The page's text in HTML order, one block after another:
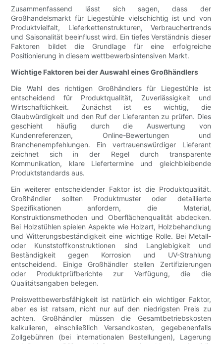
Zusammenfassend lässt sich sagen, dass der
Großhandelsmarkt für Liegestühle vielschichtig ist und von
Produktvielfalt, Lieferkettenstrukturen, Verbrauchertrends
und Saisonalität beeinflusst wird. Ein tiefes Verständnis dieser
Faktoren bildet die Grundlage für eine erfolgreiche
Positionierung in diesem wettbewerbsintensiven Markt.
Wichtige Faktoren bei der Auswahl eines Großhändlers
Die Wahl des richtigen Großhändlers für Liegestühle ist
entscheidend für Produktqualität, Zuverlässigkeit und
Wirtschaftlichkeit. Zunächst ist es wichtig, die
Glaubwürdigkeit und den Ruf der Lieferanten zu prüfen. Dies
geschieht häufig durch die Auswertung von
Kundenreferenzen, Online-Bewertungen und
Branchenempfehlungen. Ein vertrauenswürdiger Lieferant
zeichnet sich in der Regel durch transparente
Kommunikation, klare Liefertermine und gleichbleibende
Produktstandards aus.
Ein weiterer entscheidender Faktor ist die Produktqualität.
Großhändler sollten Produktmuster oder detaillierte
Spezifikationen anfordern, die Material,
Konstruktionsmethoden und Oberflächenqualität abdecken.
Bei Holzstühlen spielen Aspekte wie Holzart, Holzbehandlung
und Witterungsbeständigkeit eine wichtige Rolle. Bei Metall-
oder Kunststoffkonstruktionen sind Langlebigkeit und
Beständigkeit gegen Korrosion und UV-Strahlung
entscheidend. Einige Großhändler stellen Zertifizierungen
oder Produktprüfberichte zur Verfügung, die die
Qualitätsangaben belegen.
Preiswettbewerbsfähigkeit ist natürlich ein wichtiger Faktor,
aber es ist ratsam, nicht nur auf den niedrigsten Preis zu
achten. Großhändler müssen die Gesamtbetriebskosten
kalkulieren, einschließlich Versandkosten, gegebenenfalls
Zollgebühren (bei internationalen Bestellungen), Lagerung